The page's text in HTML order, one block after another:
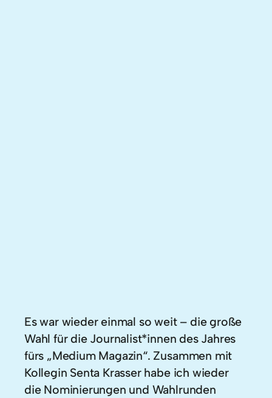
Es war wieder einmal so weit – die große
Wahl für die Journalist*innen des Jahres
fürs „Medium Magazin“. Zusammen mit
Kollegin Senta Krasser habe ich wieder
die Nominierungen und Wahlrunden